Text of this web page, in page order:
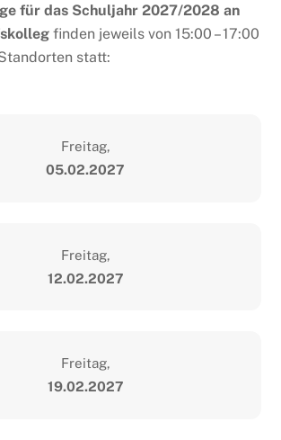
für das Schuljahr 2027/2028 an
finden jeweils von 15:00 – 17:00
statt:
Freitag,
05.02.2027
Freitag,
12.02.2027
Freitag,
19.02.2027